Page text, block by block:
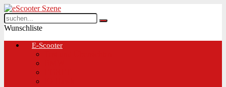
Wunschliste
E-Scooter